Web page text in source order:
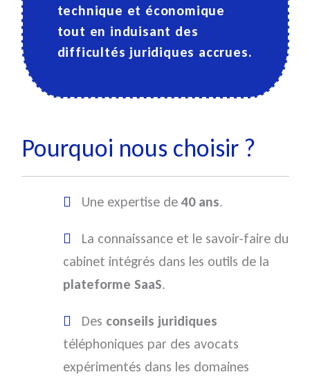
technique et économique
tout en induisant des
difficultés juridiques accrues.
Pourquoi nous choisir ?
Une expertise de 40 ans.
La connaissance et le savoir-faire du
cabinet intégrés dans les outils de la
plateforme SaaS.
Des conseils juridiques
téléphoniques par des avocats
expérimentés dans les domaines